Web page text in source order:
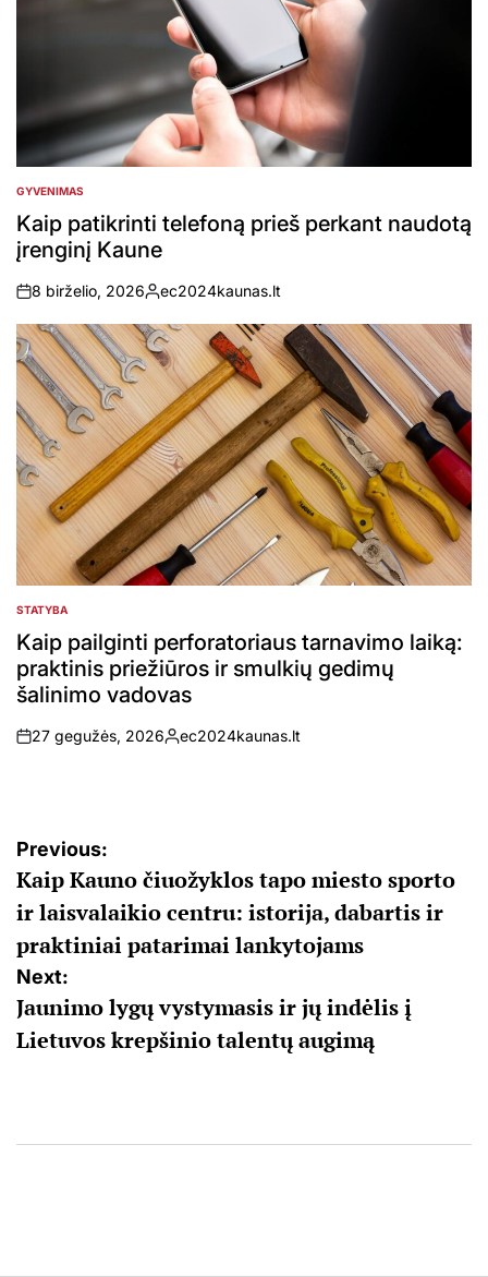
POSTED
IN
GYVENIMAS
Kaip patikrinti telefoną prieš perkant naudotą
įrenginį Kaune
on
8 birželio, 2026
Posted
by
ec2024kaunas.lt
POSTED
IN
STATYBA
Kaip pailginti perforatoriaus tarnavimo laiką:
praktinis priežiūros ir smulkių gedimų
šalinimo vadovas
on
27 gegužės, 2026
Posted
ec2024kaunas.lt
Navigacija
tarp
įrašų
Previous:
Kaip Kauno čiuožyklos tapo miesto sporto
ir laisvalaikio centru: istorija, dabartis ir
praktiniai patarimai lankytojams
Next:
Jaunimo lygų vystymasis ir jų indėlis į
Lietuvos krepšinio talentų augimą